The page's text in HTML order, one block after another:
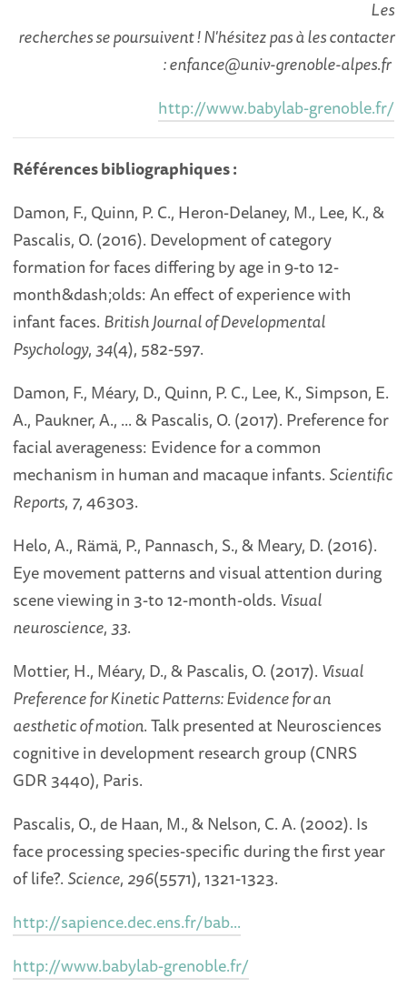
Les
recherches se poursuivent !N'hésitez pas à les contacter
: enfance@univ-grenoble-alpes.fr
http://www.babylab-grenoble.fr/
Références bibliographiques :
Damon, F., Quinn, P. C., Heron-Delaney, M., Lee, K., &
Pascalis, O. (2016). Development of category
formation for faces differing by age in 9-to 12-
month&dash;olds: An effect of experience with
infant faces. British Journal of Developmental
Psychology,34(4), 582-597.
Damon, F., Méary, D., Quinn, P. C., Lee, K., Simpson, E.
A., Paukner, A., ... & Pascalis, O. (2017). Preference for
facial averageness: Evidence for a common
mechanism in human and macaque infants. Scientific
Reports, 7, 46303.
Helo, A., Rämä, P., Pannasch, S., & Meary, D. (2016).
Eye movement patterns and visual attention during
scene viewing in 3-to 12-month-olds. Visual
neuroscience,33.
Mottier, H., Méary, D., & Pascalis, O. (2017). Visual
Preference for Kinetic Patterns: Evidence for an
aesthetic of motion. Talk presented at Neurosciences
cognitive in development research group (CNRS
GDR 3440), Paris.
Pascalis, O., de Haan, M., & Nelson, C. A. (2002). Is
face processing species-specific during the first year
of life?. Science, 296(5571), 1321-1323.
http://sapience.dec.ens.fr/bab...
http://www.babylab-grenoble.fr/